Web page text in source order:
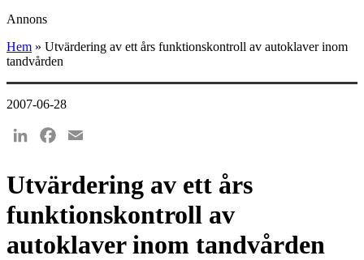
Annons
Hem » Utvärdering av ett års funktionskontroll av autoklaver inom
tandvården
2007-06-28
LinkedInFacebook
Utvärdering av ett års
funktionskontroll av
autoklaver inom tandvården